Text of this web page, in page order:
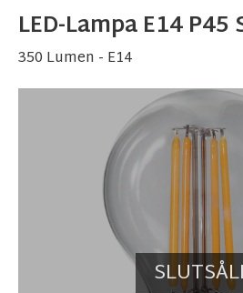
LED-Lampa E14
350 Lumen - E14